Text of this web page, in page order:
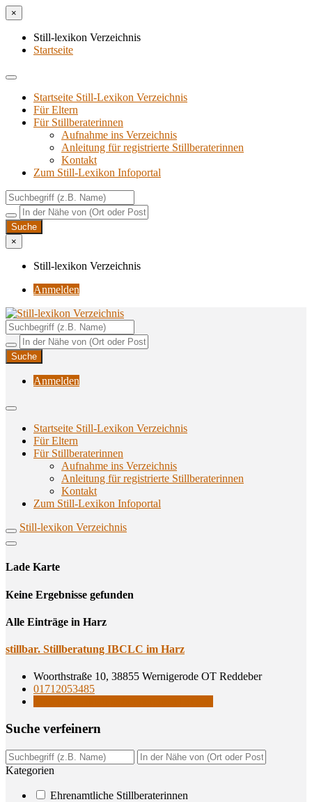
×
Still-lexikon Verzeichnis
Startseite
Startseite Still-Lexikon Verzeichnis
Für Eltern
Für Stillberaterinnen
Aufnahme ins Verzeichnis
Anlei­tung für regis­trier­te Stillberaterinnen
Kon­takt
Zum Still-Lexikon Infoportal
×
Still-lexikon Verzeichnis
Anmelden
Still-lexikon Verzeichnis
Unterstützungsangebote rund ums Stillen
Anmelden
Startseite Still-Lexikon Verzeichnis
Für Eltern
Für Stillberaterinnen
Aufnahme ins Verzeichnis
Anlei­tung für regis­trier­te Stillberaterinnen
Kon­takt
Zum Still-Lexikon Infoportal
Still-lexikon Verzeichnis
Lade Karte
Кeine Ergebnisse gefunden
Alle Einträge in Harz
still­bar. Still­be­ra­tung IBCLC im Harz
Woorthstraße 10, 38855 Wernigerode OT Reddeber
01712053485
Suche ver­fei­nern
Kategorien
Ehrenamtliche Stillberaterinnen